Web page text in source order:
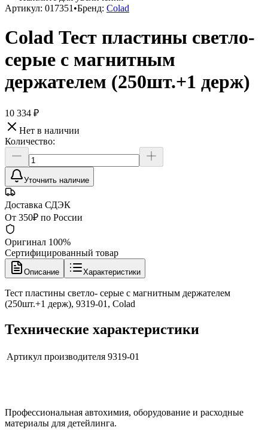
Артикул: 017351 •Бренд: Colad
Colad Тест пластины светло-
серые с магнитным
держателем (250шт.+1 держ)
10 334 ₽
Нет в наличии
Количество:
Уточнить наличие
Доставка СДЭК
От 350₽ по России
Оригинал 100%
Сертифицированный товар
Описание Характеристики
Тест пластины светло- серые с магнитным держателем
(250шт.+1 держ), 9319-01, Colad
Технические характеристики
Артикул производителя 9319-01
Профессиональная автохимия, оборудование и расходные
материалы для детейлинга.